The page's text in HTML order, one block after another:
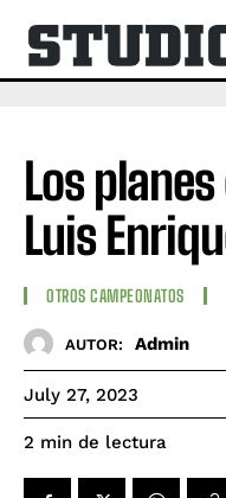
Los
Luis
OTROS CAMPEONATOS
AUTOR: Admin
July 27, 2023
2 min de lectura